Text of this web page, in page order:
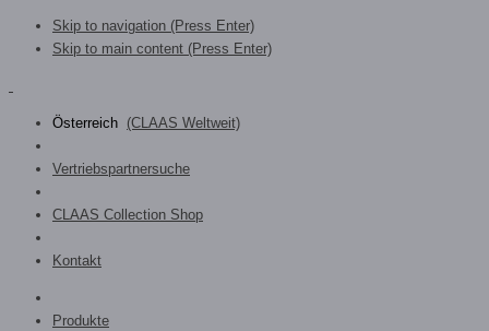
Skip to navigation (Press Enter)
Skip to main content (Press Enter)
Österreich (CLAAS Weltweit)
Vertriebspartnersuche
CLAAS Collection Shop
Kontakt
Produkte